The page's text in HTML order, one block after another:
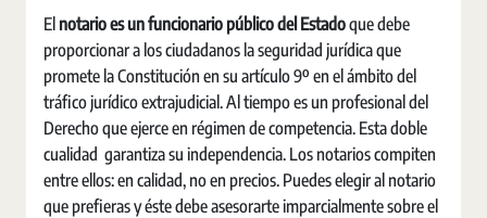
El notario es un funcionario público del Estadoque debe
proporcionar a los ciudadanos la seguridad jurídica que
promete la Constitución en su artículo 9º en el ámbito del
tráfico jurídico extrajudicial. Al tiempo es un profesional del
Derecho que ejerce en régimen de competencia. Esta doble
cualidad garantiza su independencia. Los notarios compiten
entre ellos: en calidad, no en precios. Puedes elegir al notario
que prefieras y éste debe asesorarte imparcialmente sobre el